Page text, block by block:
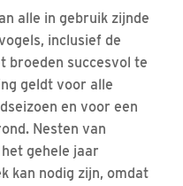
alle in gebruik zijnde
inclusief de
broeden succesvol te
geldt voor alle
en voor een
Nesten van
gehele jaar
kan nodig zijn, omdat